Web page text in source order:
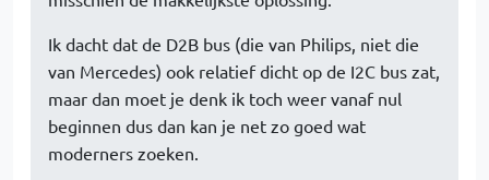
Ik dacht dat de D2B bus (die van Philips, niet die
van Mercedes) ook relatief dicht op de I2C bus zat,
maar dan moet je denk ik toch weer vanaf nul
beginnen dus dan kan je net zo goed wat
moderners zoeken.